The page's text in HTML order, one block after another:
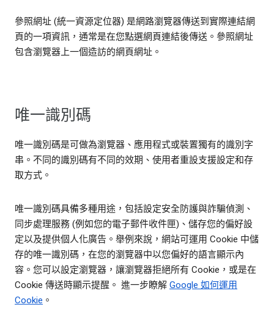
參照網址 (統一資源定位器) 是網路瀏覽器傳送到實際連結網
頁的一項資訊，通常是在您點選網頁連結後傳送。參照網址
包含瀏覽器上一個造訪的網頁網址。
唯一識別碼
唯一識別碼是可做為瀏覽器、應用程式或裝置獨有的識別字
串。不同的識別碼有不同的效期、使用者重設支援設定和存
取方式。
唯一識別碼具備多種用途，包括設定安全防護與詐騙偵測、
同步處理服務 (例如您的電子郵件收件匣)、儲存您的偏好設
定以及提供個人化廣告。舉例來說，網站可運用 Cookie 中儲
存的唯一識別碼，在您的瀏覽器中以您偏好的語言顯示內
容。您可以設定瀏覽器，讓瀏覽器拒絕所有 Cookie，或是在
Cookie 傳送時顯示提醒。 進一步瞭解 Google 如何運用
Cookie 。